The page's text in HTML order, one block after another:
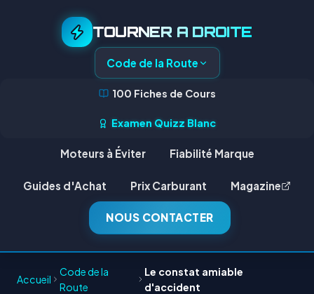
TOURNER A DROITE
Code de la Route
100 Fiches de Cours
Examen Quizz Blanc
Moteurs à Éviter Fiabilité Marque
Guides d'Achat Prix Carburant Magazine
NOUS CONTACTER
Accueil
Code de la
Route
Le constat amiable
d'accident